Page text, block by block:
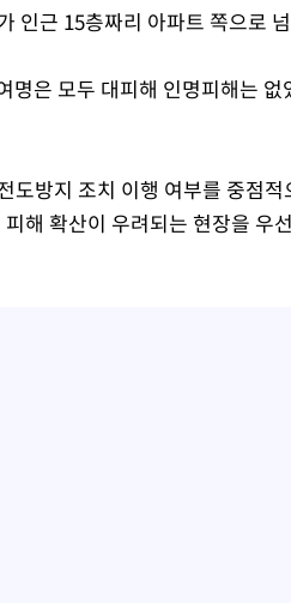
인근 15층짜리 아파트 쪽으로
명은 모두 대피해 인명피해는
도방지 조치 이행 여부를 중점
해 확산이 우려되는 현장을 우